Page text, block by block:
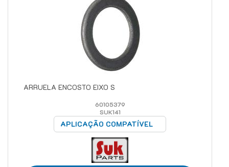
ARRUELA ENCOSTO EIXO S
60105379
SUK141
APLICAÇÃO COMPATÍVEL